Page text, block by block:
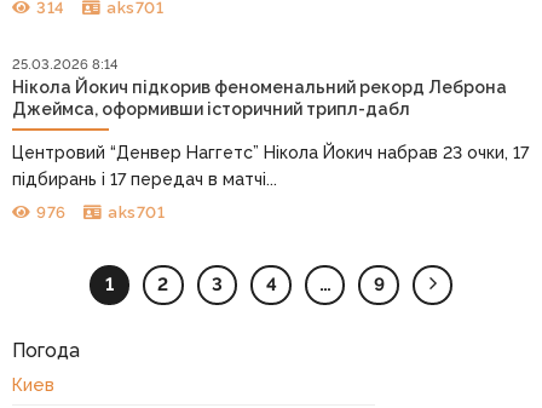
314 aks701
25.03.2026 8:14
Нікола Йокич підкорив феноменальний рекорд Леброна
Джеймса, оформивши історичний трипл-дабл
Центровий “Денвер Наггетс” Нікола Йокич набрав 23 очки, 17
підбирань і 17 передач в матчі...
976 aks701
1 2 3 4 … 9
Погода
Киев